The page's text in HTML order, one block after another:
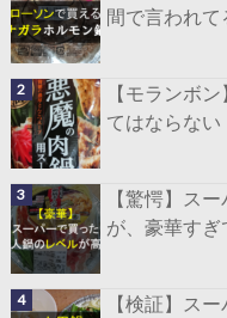
間で言われて
【モランボ
てはならない
【驚愕】ス
が、豪華すぎ
【検証】ス